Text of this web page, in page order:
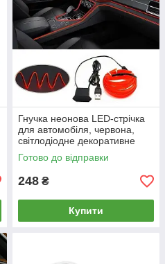
Гнучка неонова LED-стрічка
для автомобіля, червона,
світлодіодне декоративне
підсвічування для авто, 5
метрів, молдинг з USB
Готово до відправки
248 ₴
Купити